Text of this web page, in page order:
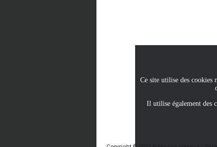
Ce site utilise des cookies
Il utilise également des